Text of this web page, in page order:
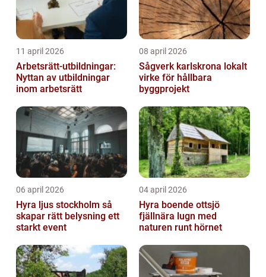
11 april 2026
Arbetsrätt-utbildningar:
Nyttan av utbildningar
inom arbetsrätt
08 april 2026
Sågverk karlskrona lokalt
virke för hållbara
byggprojekt
06 april 2026
Hyra ljus stockholm så
skapar rätt belysning ett
starkt event
04 april 2026
Hyra boende ottsjö
fjällnära lugn med
naturen runt hörnet